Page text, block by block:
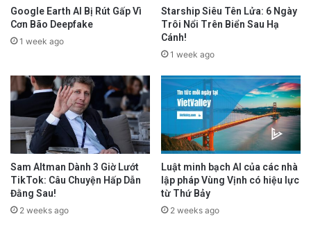
Google Earth AI Bị Rút Gấp Vì
Cơn Bão Deepfake
1 week ago
Starship Siêu Tên Lửa: 6 Ngày
Trôi Nổi Trên Biển Sau Hạ
Cánh!
1 week ago
Sam Altman Dành 3 Giờ Lướt
TikTok: Câu Chuyện Hấp Dẫn
Đằng Sau!
2 weeks ago
Luật minh bạch AI của các nhà
lập pháp Vùng Vịnh có hiệu lực
từ Thứ Bảy
2 weeks ago